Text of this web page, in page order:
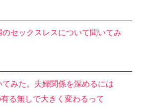
セックスレスについて聞いてみ
みた。夫婦関係を深めるには
有る無しで大きく変わるって